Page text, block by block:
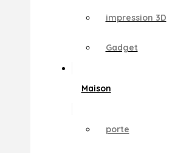
impression 3D
Gadget
Maison
porte